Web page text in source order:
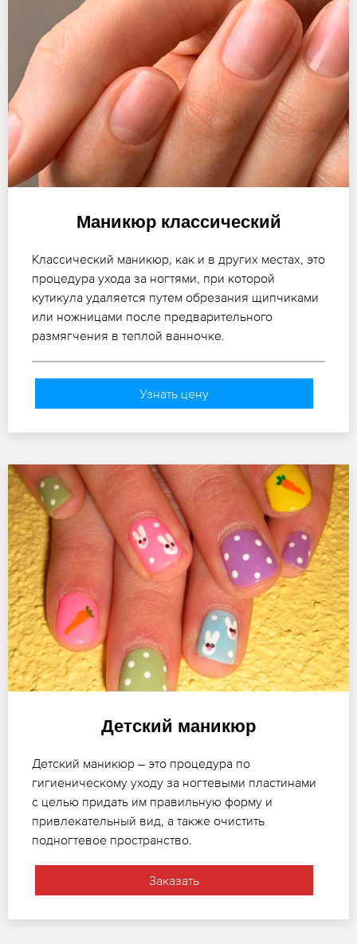
Маникюр классический
Классический маникюр, как и в других местах, это
процедура ухода за ногтями, при которой
кутикула удаляется путем обрезания щипчиками
или ножницами после предварительного
размягчения в теплой ванночке.
Узнать цену
Детский маникюр
Детский маникюр – это процедура по
гигиеническому уходу за ногтевыми пластинами
с целью придать им правильную форму и
привлекательный вид, а также очистить
подногтевое пространство.
Заказать